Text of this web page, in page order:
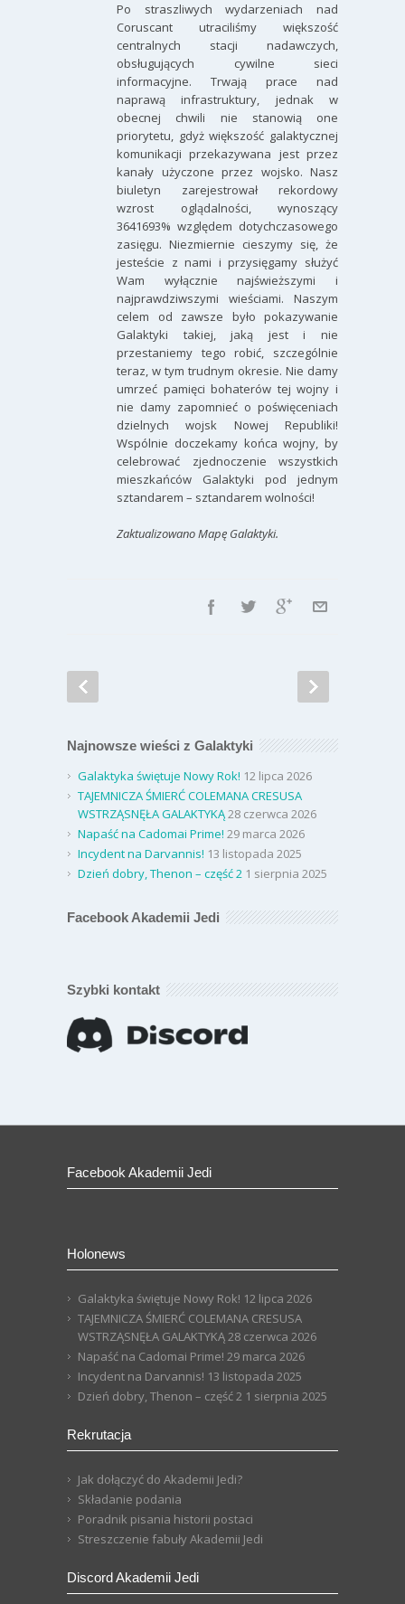
Po straszliwych wydarzeniach nad
Coruscant utraciliśmy większość
centralnych stacji nadawczych,
obsługujących cywilne sieci
informacyjne. Trwają prace nad
naprawą infrastruktury, jednak w
obecnej chwili nie stanowią one
priorytetu, gdyż większość galaktycznej
komunikacji przekazywana jest przez
kanały użyczone przez wojsko. Nasz
biuletyn zarejestrował rekordowy
wzrost oglądalności, wynoszący
3641693% względem dotychczasowego
zasięgu. Niezmiernie cieszymy się, że
jesteście z nami i przysięgamy służyć
Wam wyłącznie najświeższymi i
najprawdziwszymi wieściami. Naszym
celem od zawsze było pokazywanie
Galaktyki takiej, jaką jest i nie
przestaniemy tego robić, szczególnie
teraz, w tym trudnym okresie. Nie damy
umrzeć pamięci bohaterów tej wojny i
nie damy zapomnieć o poświęceniach
dzielnych wojsk Nowej Republiki!
Wspólnie doczekamy końca wojny, by
celebrować zjednoczenie wszystkich
mieszkańców Galaktyki pod jednym
sztandarem – sztandarem wolności!
Zaktualizowano Mapę Galaktyki.
Najnowsze wieści z Galaktyki
Galaktyka świętuje Nowy Rok! 12 lipca 2026
TAJEMNICZA ŚMIERĆ COLEMANA CRESUSA
WSTRZĄSNĘŁA GALAKTYKĄ28 czerwca 2026
Napaść na Cadomai Prime! 29 marca 2026
Incydent na Darvannis! 13 listopada 2025
Dzień dobry, Thenon – część 2 1 sierpnia 2025
Facebook Akademii Jedi
Szybki kontakt
Facebook Akademii Jedi
Holonews
Galaktyka świętuje Nowy Rok! 12 lipca 2026
TAJEMNICZA ŚMIERĆ COLEMANA CRESUSA
WSTRZĄSNĘŁA GALAKTYKĄ28 czerwca 2026
Napaść na Cadomai Prime! 29 marca 2026
Incydent na Darvannis! 13 listopada 2025
Dzień dobry, Thenon – część 2 1 sierpnia 2025
Rekrutacja
Jak dołączyć do Akademii Jedi?
Składanie podania
Poradnik pisania historii postaci
Streszczenie fabuły Akademii Jedi
Discord Akademii Jedi